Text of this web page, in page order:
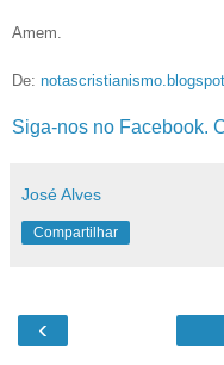
Amem.
De:
Siga-nos no Facebook.
José Alves
Compartilhar
‹